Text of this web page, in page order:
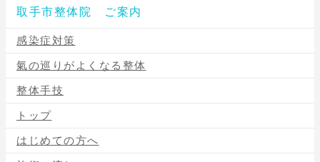
取手市整体院 ご案内
感染症対策
氣の巡りがよくなる整体
整体手技
トップ
はじめての方へ